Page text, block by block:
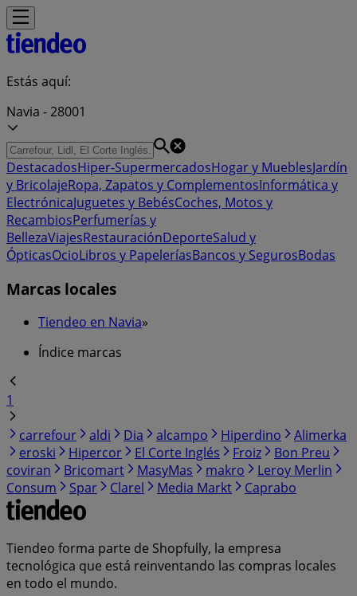
Estás aquí:
Navia - 28001
DestacadosHiper-SupermercadosHogar y MueblesJardín
y BricolajeRopa, Zapatos y ComplementosInformática y
ElectrónicaJuguetes y BebésCoches, Motos y
RecambiosPerfumerías y
BellezaViajesRestauraciónDeporteSalud y
ÓpticasOcioLibros y PapeleríasBancos y SegurosBodas
Marcas locales
Tiendeo en Navia»
Índice marcas
1
carrefour
aldi Dia alcampo Hiperdino
Alimerka
eroski
Hipercor El Corte Inglés Froiz
Bon Preu
coviran
Bricomart MasyMas makro
Leroy Merlin
Consum
Spar Clarel Media Markt Caprabo
Tiendeo forma parte de Shopfully, la empresa
tecnológica que está reinventando las compras locales
en todo el mundo.